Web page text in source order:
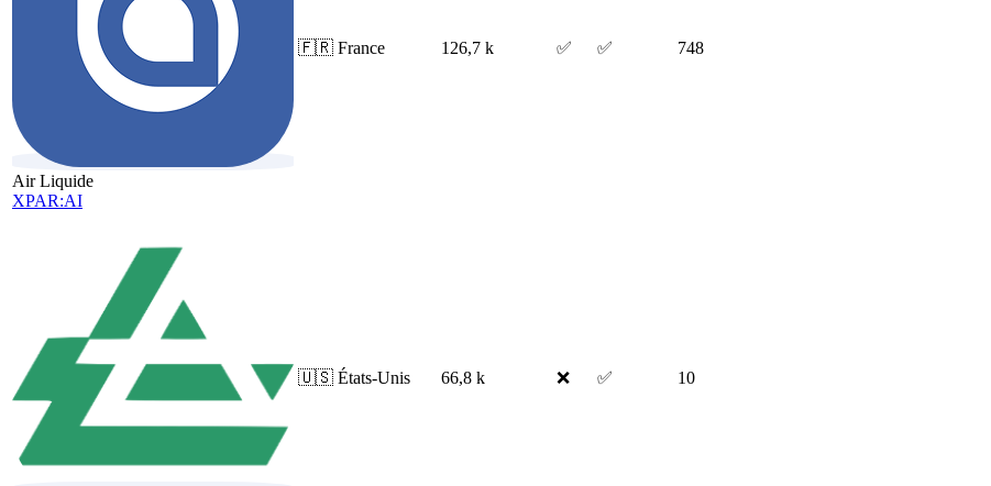
Air Liquide
XPAR:AI
🇫🇷 France 126,7 k ✅ ✅ 748
🇺🇸 États-Unis 66,8 k ❌ ✅ 10